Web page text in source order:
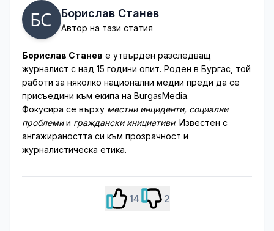
Борислав Станев
Автор на тази статия
Борислав Станев е утвърден разследващ
журналист с над 15 години опит. Роден в Бургас, той
работи за няколко национални медии преди да се
присъедини към екипа на BurgasMedia.
Фокусира се върху местни инциденти, социални
проблемии граждански инициативи. Известен с
ангажираността си към прозрачност и
журналистическа етика.
14 2